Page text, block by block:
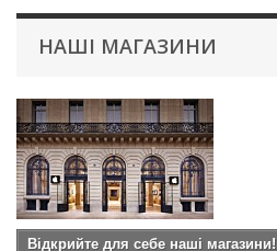
НАШІ МАГАЗИНИ
Відкрийте для себе наші магазини!